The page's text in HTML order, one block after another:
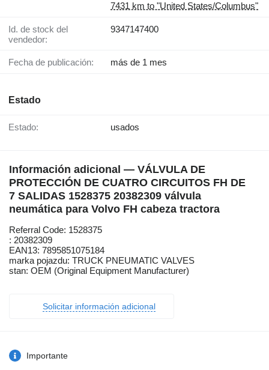
7431 km to "United States/Columbus"
Id. de stock del
vendedor:
9347147400
Fecha de publicación: más de 1 mes
Estado
Estado: usados
Información adicional — VÁLVULA DE
PROTECCIÓN DE CUATRO CIRCUITOS FH DE
7 SALIDAS 1528375 20382309 válvula
neumática para Volvo FH cabeza tractora
Referral Code: 1528375
: 20382309
EAN13: 7895851075184
marka pojazdu: TRUCK PNEUMATIC VALVES
stan: OEM (Original Equipment Manufacturer)
Solicitar información adicional
Importante